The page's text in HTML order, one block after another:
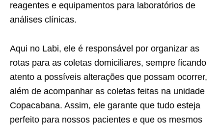
reagentes e equipamentos para laboratórios de
análises clínicas.
Aqui no Labi, ele é responsável por organizar as
rotas para as coletas domiciliares, sempre ficando
atento a possíveis alterações que possam ocorrer,
além de acompanhar as coletas feitas na unidade
Copacabana. Assim, ele garante que tudo esteja
perfeito para nossos pacientes e que os mesmos